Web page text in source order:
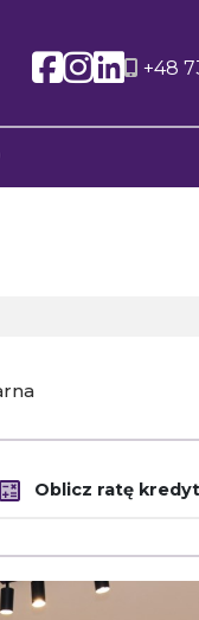
Social
+48
Oblicz ratę